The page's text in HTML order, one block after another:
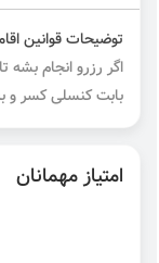
توضیحات قوانین
بابت کنسلی کسر و
امتیاز مهمانان